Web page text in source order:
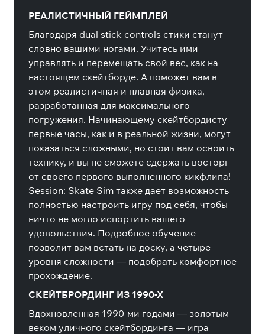
РЕАЛИСТИЧНЫЙ ГЕЙМПЛЕЙ
Благодаря dual stick controls стики станут
словно вашими ногами. Учитесь ими
управлять и перемещать свой вес, как на
настоящем скейтборде. А поможет вам в
этом реалистичная и плавная физика,
разработанная для максимального
погружения. Начинающему скейтбордисту
первые часы, как и в реальной жизни, могут
показаться сложными, но стоит вам освоить
технику, и вы не сможете сдержать восторг
от своего первого выполненного кикфлипа!
Session: Skate Sim также дает возможность
полностью настроить игру под себя, чтобы
ничто не могло испортить вашего
удовольствия. Подробное обучение
позволит вам встать на доску, а четыре
уровня сложности — подобрать комфортное
прохождение.
СКЕЙТБРОРДИНГ ИЗ 1990-Х
Вдохновленная 1990-ми годами — золотым
веком уличного скейтбординга — игра